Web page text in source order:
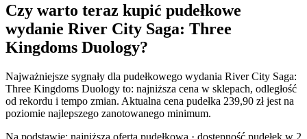
Czy warto teraz kupić pudełkowe
wydanie River City Saga: Three
Kingdoms Duology?
Najważniejsze sygnały dla pudełkowego wydania River City Saga:
Three Kingdoms Duology to: najniższa cena w sklepach, odległość
od rekordu i tempo zmian. Aktualna cena pudełka 239,90 zł jest na
poziomie najlepszego zanotowanego minimum.
Na podstawie: najniższa oferta pudełkowa · dostępność pudełek w 2